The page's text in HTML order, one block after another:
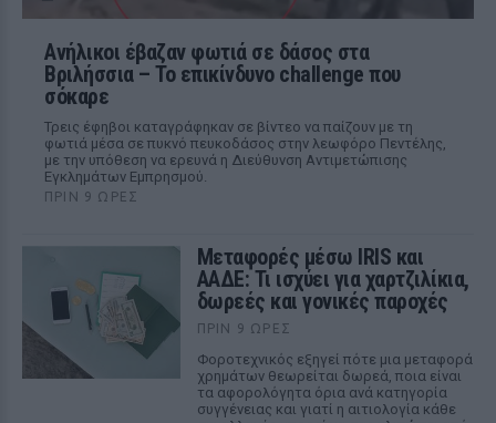
Ανήλικοι έβαζαν φωτιά σε δάσος στα
Βριλήσσια – Το επικίνδυνο challenge που
σόκαρε
Τρεις έφηβοι καταγράφηκαν σε βίντεο να παίζουν με τη
φωτιά μέσα σε πυκνό πευκοδάσος στην λεωφόρο Πεντέλης,
με την υπόθεση να ερευνά η Διεύθυνση Αντιμετώπισης
Εγκλημάτων Εμπρησμού.
ΠΡΙΝ 9 ΏΡΕΣ
Μεταφορές μέσω IRIS και
ΑΑΔΕ: Τι ισχύει για χαρτζιλίκια,
δωρεές και γονικές παροχές
ΠΡΙΝ 9 ΏΡΕΣ
Φοροτεχνικός εξηγεί πότε μια μεταφορά
χρημάτων θεωρείται δωρεά, ποια είναι
τα αφορολόγητα όρια ανά κατηγορία
συγγένειας και γιατί η αιτιολογία κάθε